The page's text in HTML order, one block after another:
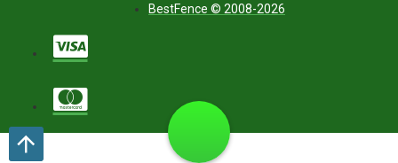
BestFence © 2008-2026